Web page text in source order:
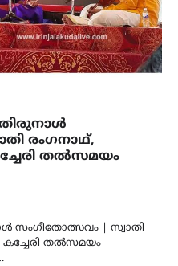
രംഗനാഥ്,
തൽസമയം
സംഗീതോത്സവം | സ്വാതി
തൽസമയം